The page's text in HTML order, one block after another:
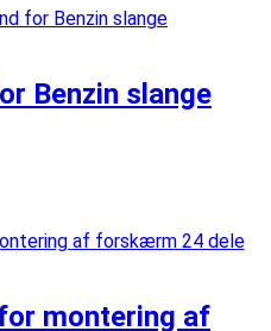
Benzin slange
montering af